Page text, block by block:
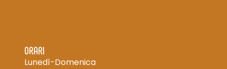
ORARI
Lunedì-Domenica